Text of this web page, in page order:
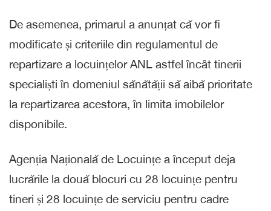
De asemenea, primarul a anunțat că vor fi
modificate și criteriile din regulamentul de
repartizare a locuințelor ANL astfel încât tinerii
specialiști în domeniul sănătății să aibă prioritate
la repartizarea acestora, în limita imobilelor
disponibile.
Agenția Națională de Locuințe a început deja
lucrările la două blocuri cu 28 locuințe pentru
tineri și 28 locuințe de serviciu pentru cadre